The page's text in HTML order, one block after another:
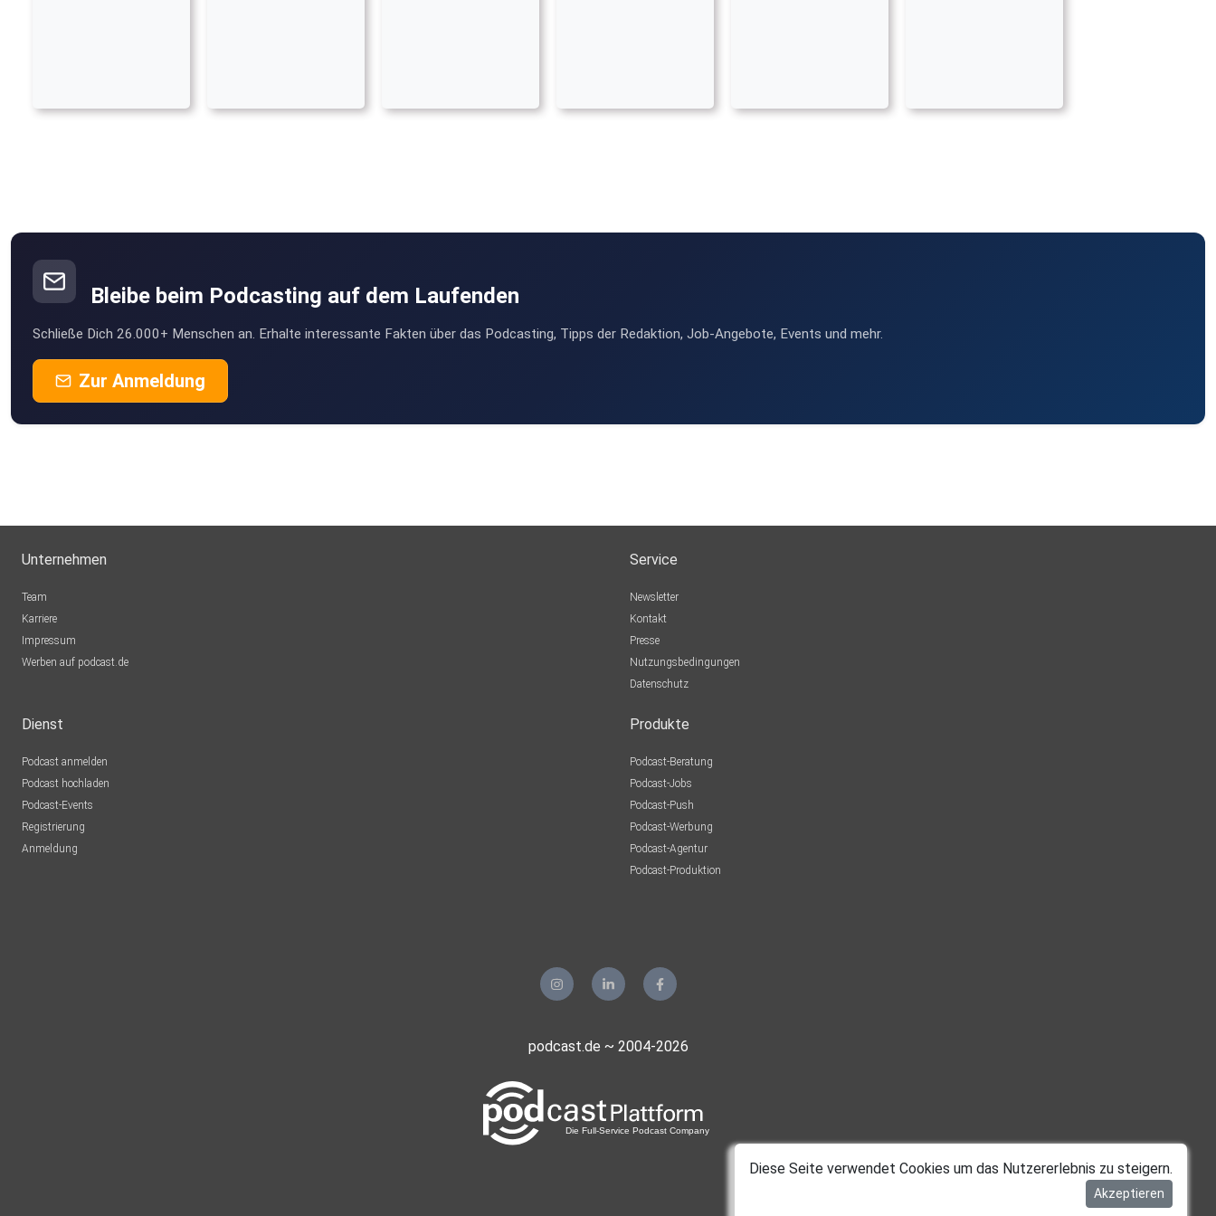
Bleibe beim Podcasting auf dem Laufenden
Schließe Dich 26.000+ Menschen an. Erhalte interessante Fakten über das Podcasting, Tipps der Redaktion, Job-Angebote, Events und mehr.
Zur Anmeldung
Unternehmen
Team
Karriere
Impressum
Werben auf podcast.de
Service
Newsletter
Kontakt
Presse
Nutzungsbedingungen
Datenschutz
Dienst
Podcast anmelden
Podcast hochladen
Podcast-Events
Registrierung
Anmeldung
Produkte
Podcast-Beratung
Podcast-Jobs
Podcast-Push
Podcast-Werbung
Podcast-Agentur
Podcast-Produktion
podcast.de ~ 2004-2026
Diese Seite verwendet Cookies um das Nutzererlebnis zu steigern.
Akzeptieren